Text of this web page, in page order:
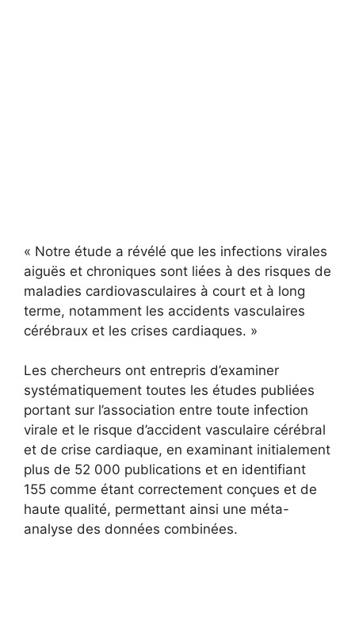
« Notre étude a révélé que les infections virales
aiguës et chroniques sont liées à des risques de
maladies cardiovasculaires à court et à long
terme, notamment les accidents vasculaires
cérébraux et les crises cardiaques. »
Les chercheurs ont entrepris d’examiner
systématiquement toutes les études publiées
portant sur l’association entre toute infection
virale et le risque d’accident vasculaire cérébral
et de crise cardiaque, en examinant initialement
plus de 52 000 publications et en identifiant
155 comme étant correctement conçues et de
haute qualité, permettant ainsi une méta-
analyse des données combinées.